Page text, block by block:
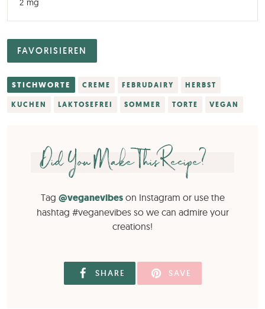
2 mg
FAVORISIEREN
STICHWORTE CREME FEBRUDAIRY HERBST
KUCHEN LAKTOSEFREI SOMMER TORTE VEGAN
Did You Make This Recipe?
Tag @veganevibeson Instagram or use the
hashtag #veganevibes so we can admire your
creations!
SHARE SAVE